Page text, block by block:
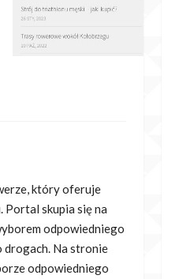
który oferuje
Portal skupia się na
odpowiedniego
drogach. Na stronie
odpowiedniego